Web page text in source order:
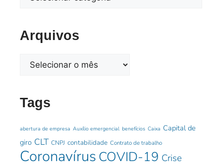
Arquivos
Tags
abertura de empresa Auxílio emergencial benefícios Caixa Capital de
giro CLT CNPJ contabilidade Contrato de trabalho
Coronavírus COVID-19 Crise